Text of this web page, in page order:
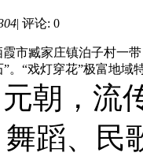
| 评论: 0
霞市臧家庄镇泊子村一
。“戏灯穿花”极富地域
朝，流
蹈、民